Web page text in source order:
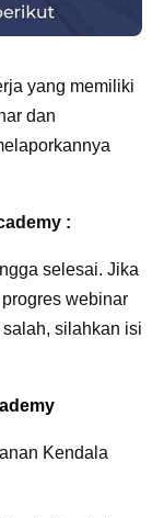
yang memiliki
dan
:
selesai. Jika
webinar
silahkan isi
Kendala